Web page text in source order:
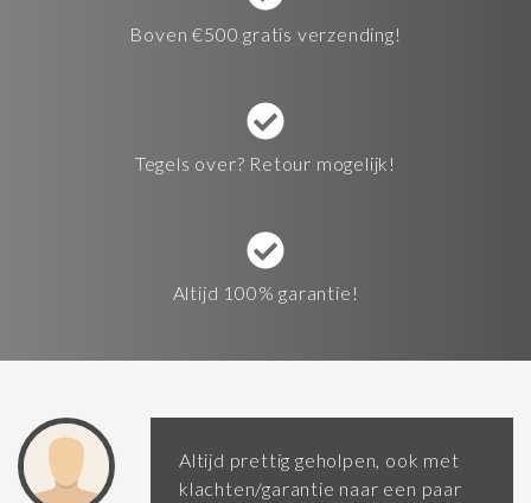
Boven €500 gratis verzending!
Tegels over? Retour mogelijk!
Altijd 100% garantie!
Altijd prettig geholpen, ook met
klachten/garantie naar een paar